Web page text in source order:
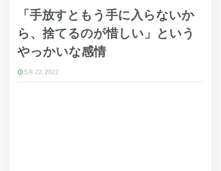
「手放すともう手に入らないか
ら、捨てるのが惜しい」という
やっかいな感情
5月 22, 2022